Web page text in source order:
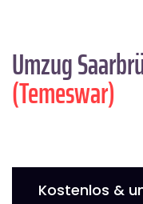
Umzug
(Temeswar)
Kostenlos &